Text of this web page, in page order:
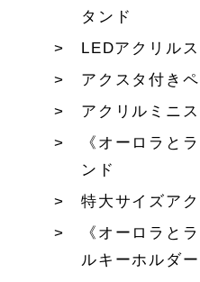
タンド
LEDアクリル
アクスタ付き
アクリルミニ
《オーロラと
ンド
特大サイズア
《オーロラと
ルキーホルダー